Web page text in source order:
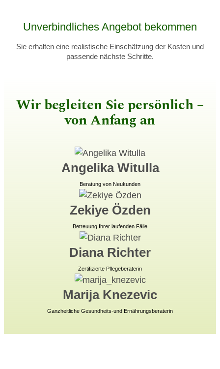
Unverbindliches Angebot bekommen
Sie erhalten eine realistische Einschätzung der Kosten und
passende nächste Schritte.
Wir begleiten Sie persönlich –
von Anfang an
Angelika Witulla
Beratung von Neukunden
Zekiye Özden
Betreuung Ihrer laufenden Fälle
Diana Richter
Zertifizierte Pflegeberaterin
Marija Knezevic
Ganzheitliche Gesundheits-und Ernährungsberaterin